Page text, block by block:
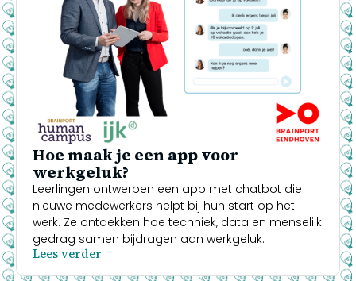
Hoe maak je een app voor
werkgeluk?
Leerlingen ontwerpen een app met chatbot die
nieuwe medewerkers helpt bij hun start op het
werk. Ze ontdekken hoe techniek, data en menselijk
gedrag samen bijdragen aan werkgeluk.
Lees verder